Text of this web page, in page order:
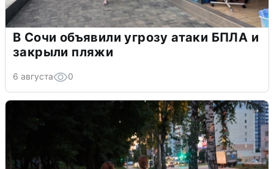
В Сочи объявили угрозу атаки БПЛА и
закрыли пляжи
6 августа 0